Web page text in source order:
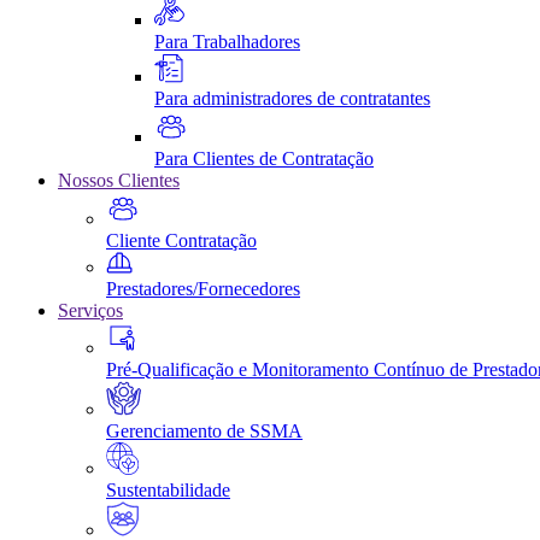
Para Trabalhadores
Para administradores de contratantes
Para Clientes de Contratação
Nossos Clientes
Cliente Contratação
Prestadores/Fornecedores
Serviços
Pré-Qualificação e Monitoramento Contínuo de
Gerenciamento de SSMA
Sustentabilidade